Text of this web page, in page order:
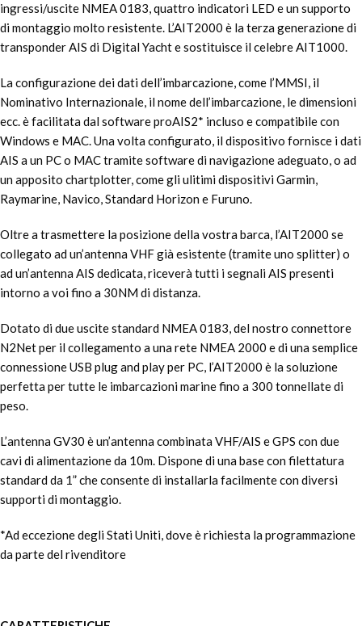
ingressi/uscite NMEA 0183, quattro indicatori LED e un supporto
di montaggio molto resistente. L’AIT2000 è la terza generazione di
transponder AIS di Digital Yacht e sostituisce il celebre AIT1000.
La configurazione dei dati dell’imbarcazione, come l’MMSI, il
Nominativo Internazionale, il nome dell’imbarcazione, le dimensioni
ecc. è facilitata dal software proAIS2* incluso e compatibile con
Windows e MAC. Una volta configurato, il dispositivo fornisce i dati
AIS a un PC o MAC tramite software di navigazione adeguato, o ad
un apposito chartplotter, come gli ulitimi dispositivi Garmin,
Raymarine, Navico, Standard Horizon e Furuno.
Oltre a trasmettere la posizione della vostra barca, l’AIT2000 se
collegato ad un’antenna VHF già esistente (tramite uno splitter) o
ad un’antenna AIS dedicata, riceverà tutti i segnali AIS presenti
intorno a voi fino a 30NM di distanza.
Dotato di due uscite standard NMEA 0183, del nostro connettore
N2Net per il collegamento a una rete NMEA 2000 e di una semplice
connessione USB plug and play per PC, l’AIT2000 è la soluzione
perfetta per tutte le imbarcazioni marine fino a 300 tonnellate di
peso.
L’antenna GV30 è un’antenna combinata VHF/AIS e GPS con due
cavi di alimentazione da 10m. Dispone di una base con filettatura
standard da 1” che consente di installarla facilmente con diversi
supporti di montaggio.
*Ad eccezione degli Stati Uniti, dove è richiesta la programmazione
da parte del rivenditore